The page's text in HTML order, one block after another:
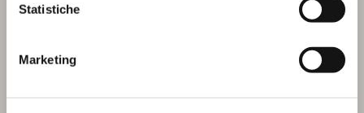
Statistiche
Marketing